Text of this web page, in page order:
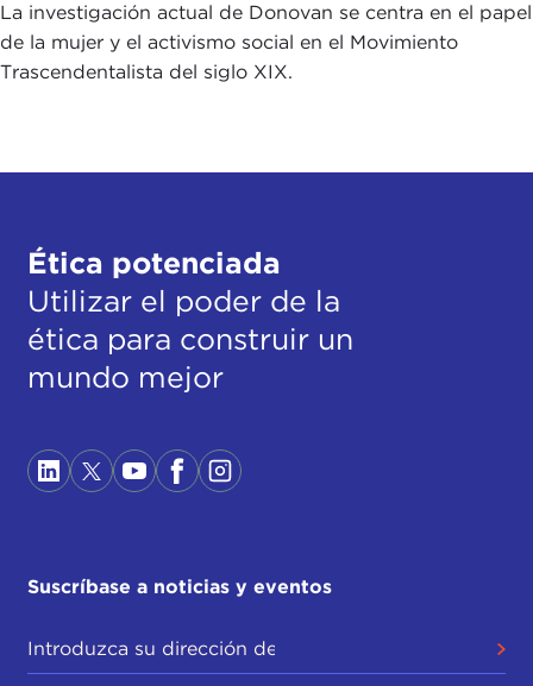
La investigación actual de Donovan se centra en el papel
de la mujer y el activismo social en el Movimiento
Trascendentalista del siglo XIX.
Ética potenciada
Utilizar el poder de la
ética para construir un
mundo mejor
Suscríbase a noticias y eventos